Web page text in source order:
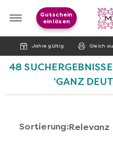
Jahre gültig Gleich
Gutschein
einlösen
48
'GANZ
Sortierung: